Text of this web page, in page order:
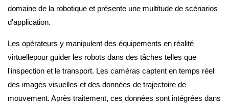
domaine de la robotique et présente une multitude de scénarios
d'application.
Les opérateurs y manipulent des équipements en réalité
virtuellepour guider les robots dans des tâches telles que
l'inspection et le transport. Les caméras captent en temps réel
des images visuelles et des données de trajectoire de
mouvement. Après traitement, ces données sont intégrées dans